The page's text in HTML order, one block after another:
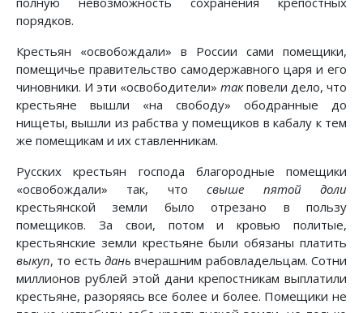
порядков.
Крестьян «освобождали» в России сами помещики,
помещичье правительство самодержавного царя и его
чиновники. И эти «освободители» такповели дело, что
крестьяне вышли «на свободу» ободранные до
нищеты, вышли из рабства у помещиков в кабалу к тем
же помещикам и их ставленникам.
Русских крестьян господа благородные помещики
«освобождали» так, чтосвыше пятой доли
крестьянской земли было отрезано в пользу
помещиков. За свои, потом и кровью политые,
крестьянские земли крестьяне были обязаны платить
выкуп, то есть дань вчерашним рабовладельцам. Сотни
миллионов рублей этой дани крепостникам выплатили
крестьяне, разоряясь все более и более. Помещики не